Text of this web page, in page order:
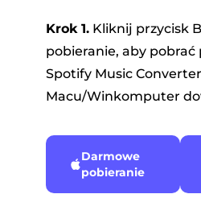
Krok 1.Kliknij przycisk
pobieranie, aby
Spotify Music
Macu/Winkomputer
Darmowe
pobieranie